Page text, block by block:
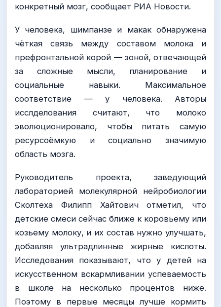
конкретный мозг, сообщает РИА Новости.
У человека, шимпанзе и макак обнаружена
чёткая связь между составом молока и
префронтальной корой — зоной, отвечающей
за сложные мысли, планирование и
социальные навыки. Максимальное
соответствие — у человека. Авторы
исслделования считают, что молоко
эволюционировало, чтобы питать самую
ресурсоёмкую и социально значимую
область мозга.
Руководитель проекта, заведующий
лабораторией молекулярной нейробиологии
Сколтеха Филипп Хайтович отметил, что
детские смеси сейчас ближе к коровьему или
козьему молоку, и их состав нужно улучшать,
добавляя ультрадлинные жирные кислоты.
Исследования показывают, что у детей на
искусственном вскармливании успеваемость
в школе на несколько процентов ниже.
Поэтому в первые месяцы лучше кормить